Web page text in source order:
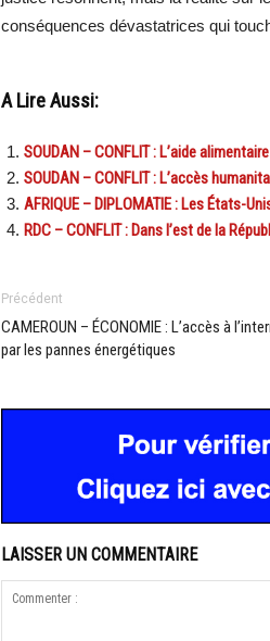
conséquences dévastatrices qui
A Lire Aussi:
SOUDAN – CONFLIT : L’aide
SOUDAN – CONFLIT : L’accès
AFRIQUE – DIPLOMATIE : Les États-
RDC – CONFLIT : Dans l’est de la
Précédent
CAMEROUN – ÉCONOMIE : L’accès à
par les pannes énergétiques
LAISSER UN COMMENTAIRE